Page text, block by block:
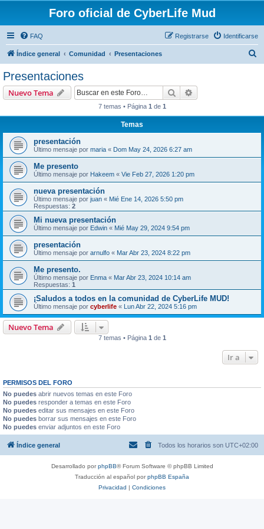
Foro oficial de CyberLife Mud
FAQ Identificarse
Registrarse
Índice general Comunidad Presentaciones
Presentaciones
Nuevo Tema Buscar
7 temas • Página 1 de 1
Temas
presentación
Último mensaje por maria « Dom May 24, 2026 6:27 am
Me presento
Último mensaje por Hakeem « Vie Feb 27, 2026 1:20 pm
nueva presentación
Último mensaje por juan « Mié Ene 14, 2026 5:50 pm
Respuestas: 2
Mi nueva presentación
Último mensaje por Edwin « Mié May 29, 2024 9:54 pm
presentación
Último mensaje por arnulfo « Mar Abr 23, 2024 8:22 pm
Me presento.
Último mensaje por Enma « Mar Abr 23, 2024 10:14 am
Respuestas: 1
¡Saludos a todos en la comunidad de CyberLife MUD!
Último mensaje por cyberlife « Lun Abr 22, 2024 5:16 pm
Nuevo Tema
7 temas • Página 1 de 1
Ir a
PERMISOS DEL FORO
No puedes abrir nuevos temas en este Foro
No puedes responder a temas en este Foro
No puedes editar sus mensajes en este Foro
No puedes borrar sus mensajes en este Foro
No puedes enviar adjuntos en este Foro
Índice general Todos los horarios son UTC+02:00
Desarrollado porphpBB® Forum Software © phpBB Limited
Traducción al español porphpBB España
Privacidad | Condiciones